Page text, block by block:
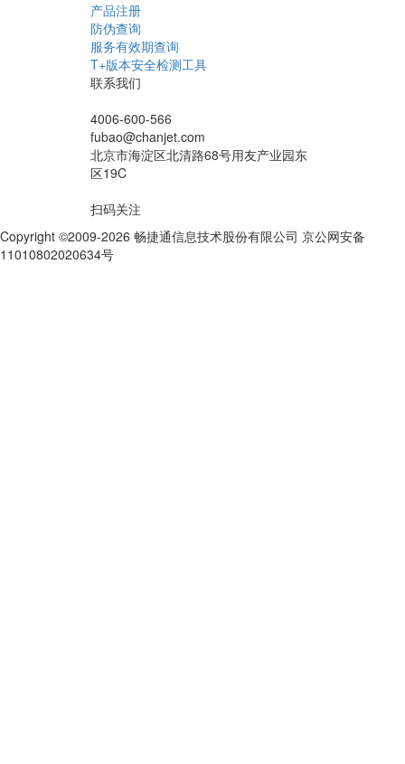
产品注册
防伪查询
服务有效期查询
T+版本安全检测工具
联系我们
4006-600-566
fubao@chanjet.com
北京市海淀区北清路68号用友产业园东
区19C
扫码关注
Copyright ©2009-2026 畅捷通信息技术股份有限公司 京公网安备
11010802020634号